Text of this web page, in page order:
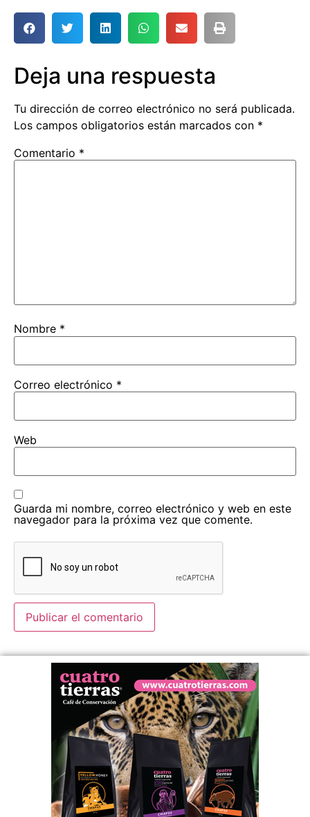
Deja una respuesta
Tu dirección de correo electrónico no será publicada.
Los campos obligatorios están marcados con *
Comentario *
Nombre *
Correo electrónico *
Web
Guarda mi nombre, correo electrónico y web en este
navegador para la próxima vez que comente.